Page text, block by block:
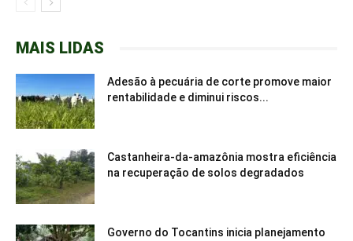
MAIS LIDAS
Adesão à pecuária de corte promove maior
rentabilidade e diminui riscos...
Castanheira-da-amazônia mostra eficiência
na recuperação de solos degradados
Governo do Tocantins inicia planejamento